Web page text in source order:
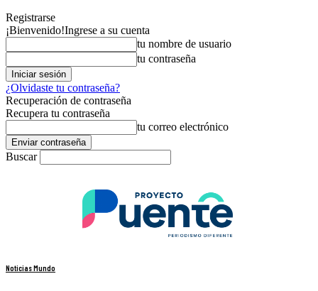
Registrarse
¡Bienvenido!Ingrese a su cuenta
tu nombre de usuario
tu contraseña
¿Olvidaste tu contraseña?
Recuperación de contraseña
Recupera tu contraseña
tu correo electrónico
Buscar
Noticias Mundo